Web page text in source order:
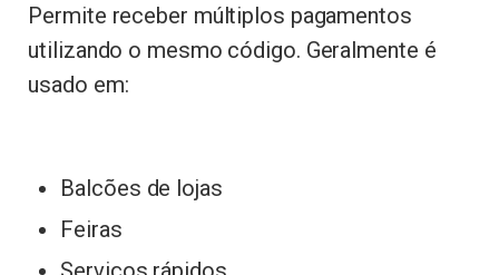
Permite receber múltiplos pagamentos
utilizando o mesmo código. Geralmente é
usado em:
Balcões de lojas
Feiras